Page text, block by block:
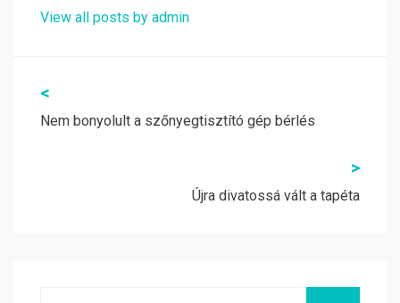
View all posts by admin
Bejegyzés
navigáció
<
Nem bonyolult a szőnyegtisztító gép bérlés
>
Újra divatossá vált a tapéta